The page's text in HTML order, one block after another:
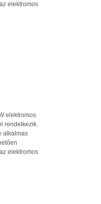
elektromos
elektromos
rendelkezik.
alkalmas
elektromos